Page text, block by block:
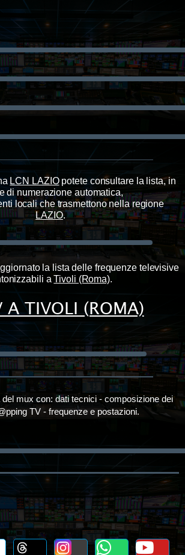
LCN LAZIOpotete consultare la lista, in
di numerazione automatica,
locali che trasmettono nella regione
LAZIO.
la lista delle frequenze televisive
aTivoli (Roma).
A TIVOLI (ROMA)
mux con: dati tecnici - composizione dei
TV - frequenze e postazioni.